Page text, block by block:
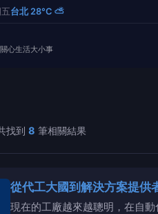
台北 28°C ⛅
關心生活大小事
找到 8 筆相關結果
從代工大國到解決方案提
現在的工廠越來越聰明，在自